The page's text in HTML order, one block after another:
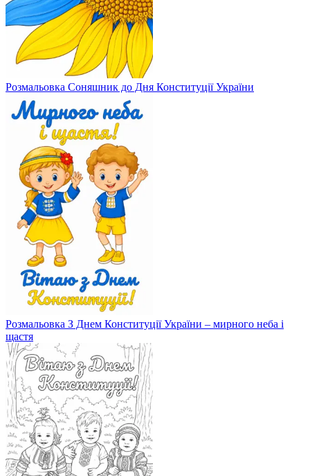
Розмальовка Соняшник до Дня Конституції України
Розмальовка З Днем Конституції України – мирного неба і
щастя